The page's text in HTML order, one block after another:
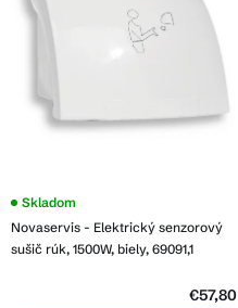
Novaservis - Elektrický senzorový
sušič rúk, 1500W, biely, 69091,1
Skladom
€57,80